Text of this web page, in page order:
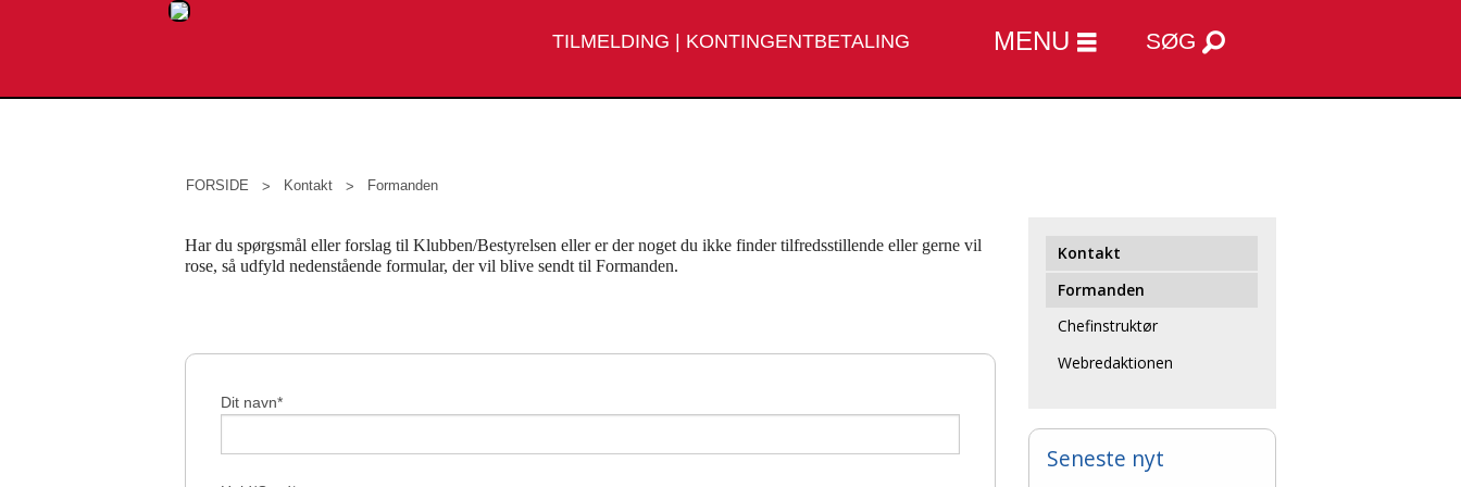
SØG
MENU
TILMELDING KONTINGENTBETALING
FORSIDE Kontakt Formanden
Har du spørgsmål eller forslag til Klubben/Bestyrelsen eller er der noget du ikke finder tilfredsstillende eller gerne vil
rose, så udfyld nedenstående formular, der vil blive sendt til Formanden.
Dit navn*
Kontakt
Formanden
Chefinstruktør
Webredaktionen
Seneste nyt